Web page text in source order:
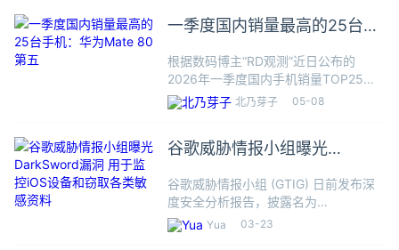
一季度国内销量最高的25台手
根据数码博主“RD观测”近日公布的
2026年一季度国内手机销量TOP25榜
单，苹果、荣耀、华为、OPPO、vivo
及REDMI等品牌均有多个机型上榜。其
和
北乃芽子 05-08
谷歌威胁情报小组曝光
设备和窃取各类敏感资料
谷歌威胁情报小组 (GTIG) 日前发布深
度安全分析报告，披露名为
DarkSword 的新型 iOS 全链路漏洞利
用工具，该工具自 2025 年 11 月起已
Yua 03-23